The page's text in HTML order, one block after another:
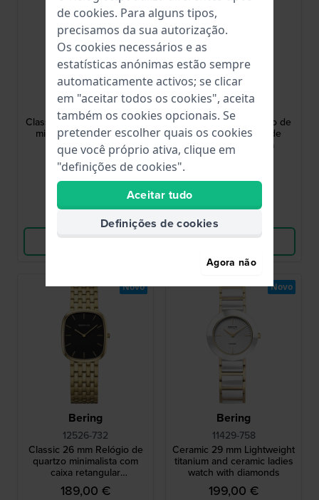
Bering
17423-738
Classic 23 mm Rectangular
minimalist ladies watch
169,00 €
● Em stock
Comparar
Ver produto
Bering
17423-732
Classic 23 mm Relógio de
quartzo retangular de
design minimalista
● Em stock
Ver produto
Bering
12526-732
Classic 26 mm Relógio de
quartzo minimalista com
caixa retangular
arredondada
189,00 €
Novo
Bering
11429-758
Ceramic 29 mm Lightweight
titanium and ceramic ladies
watch with diamonds
199,00 €
Novo
de cookies. Para alguns tipos,
precisamos da sua autorização.
Os cookies necessários e as
estatísticas anónimas estão sempre
automaticamente activos; se clicar
em "aceitar todos os cookies", aceita
também os cookies opcionais. Se
pretender escolher quais os cookies
que você próprio ativa, clique em
"definições de cookies".
Aceitar tudo
Definições de cookies
Agora não